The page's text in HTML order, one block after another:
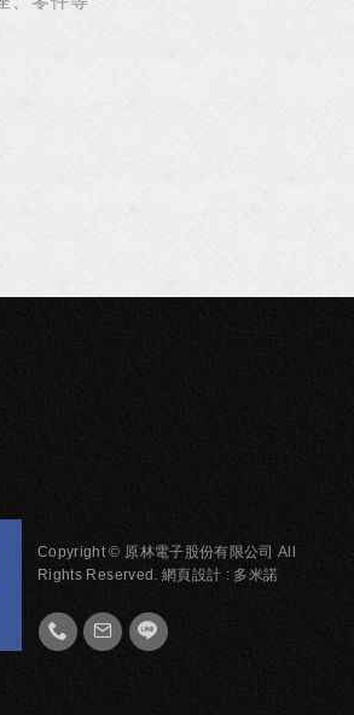
Copyright © 原林電子股份有限公司 All
Rights Reserved. 網頁設計 : 多米諾